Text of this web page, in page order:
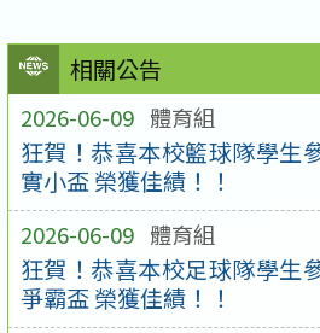
相關公告
2026-06-09 體育組
狂賀！恭喜本校籃球隊學生
實小盃 榮獲佳績！！
2026-06-09 體育組
狂賀！恭喜本校足球隊學生
爭霸盃 榮獲佳績！！